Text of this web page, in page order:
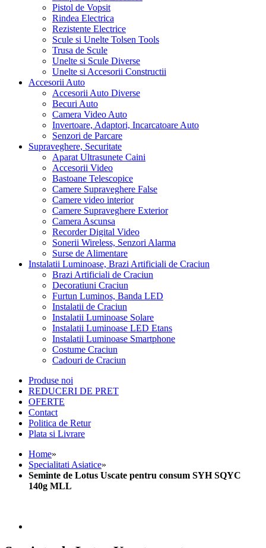
Pompe de Apa Electrice
Pistol de Vopsit
Rindea Electrica
Rezistente Electrice
Scule si Unelte Tolsen Tools
Trusa de Scule
Unelte si Scule Diverse
Unelte si Accesorii Constructii
Accesorii Auto
Accesorii Auto Diverse
Becuri Auto
Camera Video Auto
Invertoare, Adaptori, Incarcatoare Auto
Senzori de Parcare
Supraveghere, Securitate
Aparat Ultrasunete Caini
Accesorii Video
Bastoane Telescopice
Camere Supraveghere False
Camere video interior
Camere Supraveghere Exterior
Camera Ascunsa
Recorder Digital Video
Sonerii Wireless, Senzori Alarma
Surse de Alimentare
Instalatii Luminoase, Brazi Artificiali de Craciun
Brazi Artificiali de Craciun
Decoratiuni Craciun
Furtun Luminos, Banda LED
Instalatii de Craciun
Instalatii Luminoase Solare
Instalatii Luminoase LED Etans
Instalatii Luminoase Smartphone
Costume Craciun
Produse noi
REDUCERI DE PRET
OFERTE
Contact
Politica de Retur
Home»
Specialitati Asiatice»
Seminte de Lotus Uscate pentru consum SYH SQYC